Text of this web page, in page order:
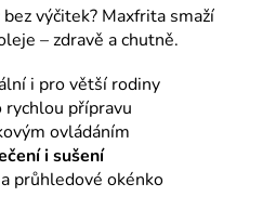
výčitek? Maxfrita smaží
– zdravě a chutně.
i pro větší rodiny
rychlou přípravu
ovládáním
i sušení
a průhledové okénko